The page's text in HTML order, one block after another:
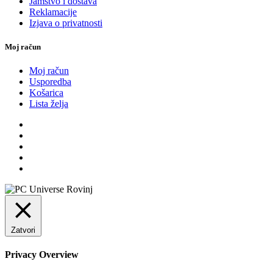
Reklamacije
Izjava o privatnosti
Moj račun
Moj račun
Usporedba
Košarica
Lista želja
Zatvori
Privacy Overview